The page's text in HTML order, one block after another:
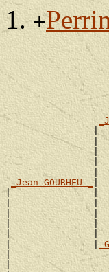
+
|
|
|
|
_Jean GOURHEU _|
|               |
|               |
|               |
|               |
|               |
|               |
|
|